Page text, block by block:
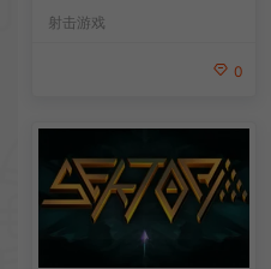
射击游戏
0